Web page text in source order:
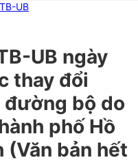
UB
UB ngày
thay đổi
bộ do
phố Hồ
(Văn bản hết